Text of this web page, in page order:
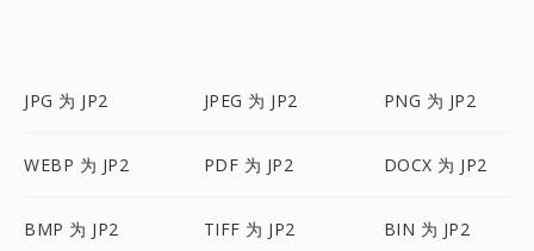
JPG 为 JP2 JPEG 为 JP2 PNG 为 JP2
WEBP 为 JP2 PDF 为 JP2 DOCX 为 JP2
BMP 为 JP2 TIFF 为 JP2 BIN 为 JP2